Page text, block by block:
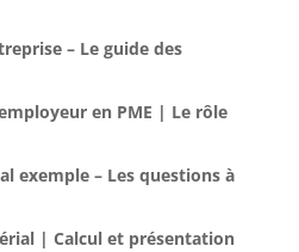
– Le guide des
en PME | Le rôle
exemple – Les questions à
| Calcul et présentation